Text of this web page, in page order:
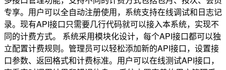
专享。用户可以全自动注册使用，系统支持在线调试和日志记
录。现有API接口只需要几行代码就可以接入本系统，实现不
同的计费方式。 系统采用模块化设计，每个API接口都可以独
立配置计费规则。管理员可以轻松添加新的API接口，设置接
口参数、返回格式和计费标准。用户可以在线测试API接口，